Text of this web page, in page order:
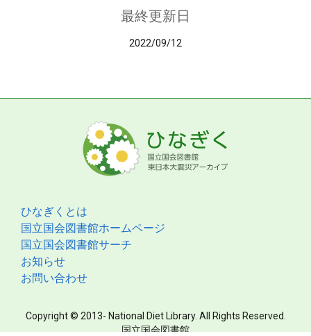
最終更新日
2022/09/12
ひなぎくとは
国立国会図書館ホームページ
国立国会図書館サーチ
お知らせ
お問い合わせ
Copyright © 2013- National Diet Library. All Rights Reserved.